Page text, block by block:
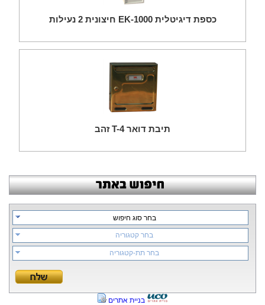
כספת דיגיטלית EK-1000 חיצונית 2 נעילות
תיבת דואר T-4 זהב
בחר סוג חיפוש
בחר קטגוריה
בחר תת-קטגוריה
בניית אתרים